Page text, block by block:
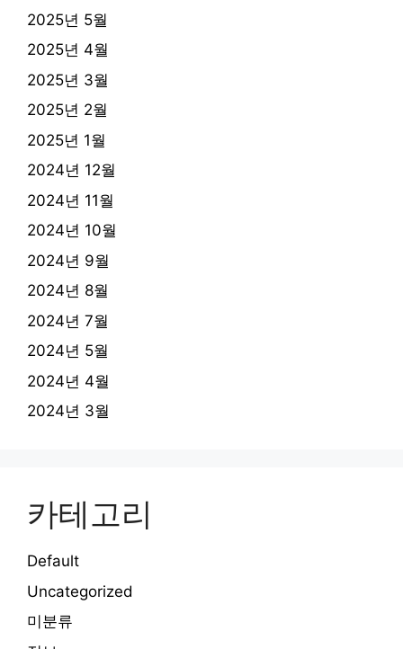
2025년 5월
2025년 4월
2025년 3월
2025년 2월
2025년 1월
2024년 12월
2024년 11월
2024년 10월
2024년 9월
2024년 8월
2024년 7월
2024년 5월
2024년 4월
2024년 3월
카테고리
Default
Uncategorized
미분류